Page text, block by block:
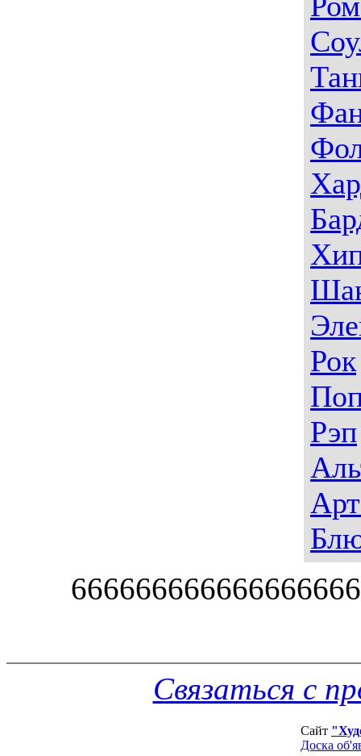
Рок
Рэп
Связаться с
Сайт
Доска